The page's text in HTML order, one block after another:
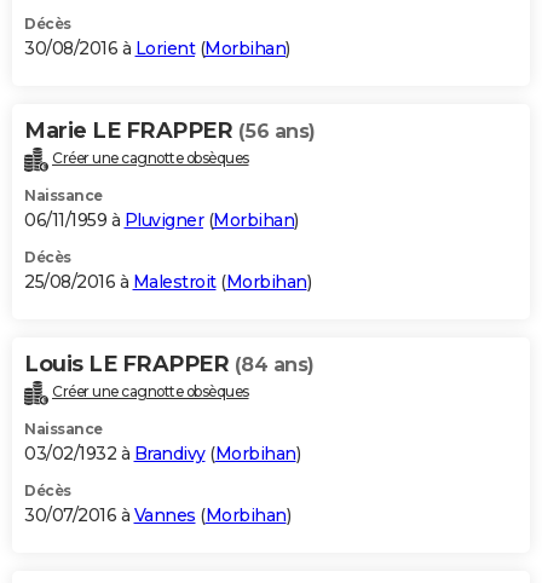
Décès
30/08/2016 à Lorient(Morbihan)
Marie LE FRAPPER (56 ans)
Créer une cagnotte obsèques
Naissance
06/11/1959 à Pluvigner(Morbihan)
Décès
25/08/2016 à Malestroit(Morbihan)
Louis LE FRAPPER (84 ans)
Créer une cagnotte obsèques
Naissance
03/02/1932 à Brandivy(Morbihan)
Décès
30/07/2016 à Vannes (Morbihan)